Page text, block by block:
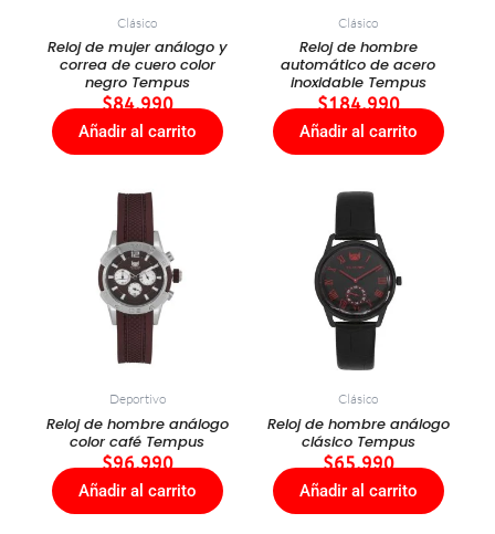
Clásico
Reloj de mujer análogo y
correa de cuero color
negro Tempus
$84.990
Añadir al carrito
Clásico
Reloj de hombre
automático de acero
inoxidable Tempus
$184.990
Añadir al carrito
Deportivo
Reloj de hombre análogo
color café Tempus
$96.990
Añadir al carrito
Clásico
Reloj de hombre análogo
clásico Tempus
$65.990
Añadir al carrito